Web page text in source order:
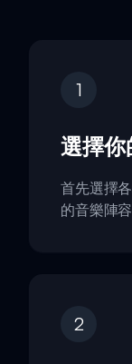
1
選擇
首先選擇
的音樂陣
2